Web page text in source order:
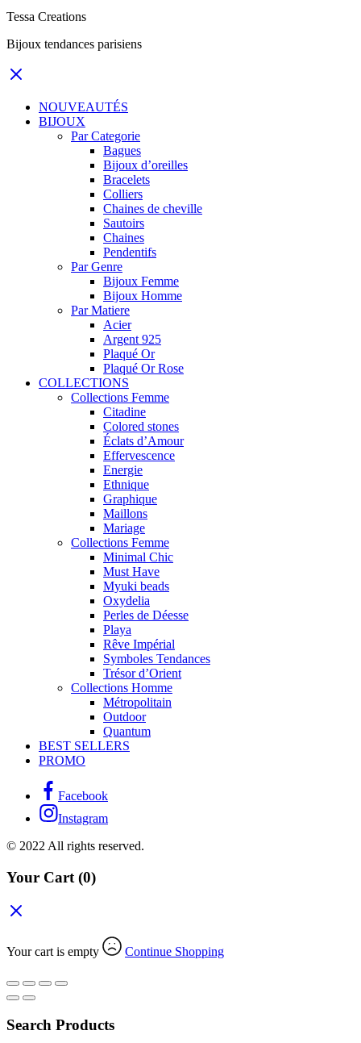
Tessa Creations
Bijoux tendances parisiens
NOUVEAUTÉS
BIJOUX
Par Categorie
Bagues
Bijoux d’oreilles
Bracelets
Colliers
Chaines de cheville
Sautoirs
Chaines
Pendentifs
Par Genre
Bijoux Femme
Bijoux Homme
Par Matiere
Acier
Argent 925
Plaqué Or
Plaqué Or Rose
COLLECTIONS
Collections Femme
Citadine
Colored stones
Éclats d’Amour
Effervescence
Energie
Ethnique
Graphique
Maillons
Mariage
Collections Femme
Minimal Chic
Must Have
Myuki beads
Oxydelia
Perles de Déesse
Playa
Rêve Impérial
Symboles Tendances
Trésor d’Orient
Collections Homme
Métropolitain
Outdoor
Quantum
BEST SELLERS
PROMO
Facebook
Instagram
© 2022 All rights reserved.
Your Cart (0)
Your cart is empty Continue Shopping
Search Products